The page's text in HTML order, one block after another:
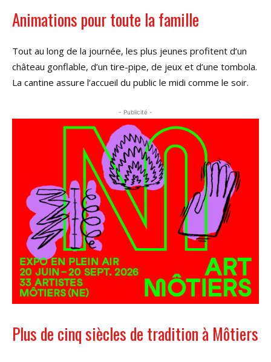
Animations pour toute la famille
Tout au long de la journée, les plus jeunes profitent d’un
château gonflable, d’un tire-pipe, de jeux et d’une tombola.
La cantine assure l’accueil du public le midi comme le soir.
- Publicité -
Plus de cinq siècles de tradition à Môtiers